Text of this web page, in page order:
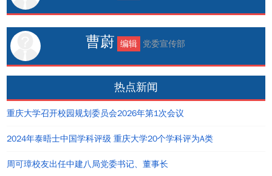
曹蔚 编辑 党委宣传部
热点新闻
重庆大学召开校园规划委员会2026年第1次会议
2024年泰晤士中国学科评级 重庆大学20个学科评为A类
周可璋校友出任中建八局党委书记、董事长